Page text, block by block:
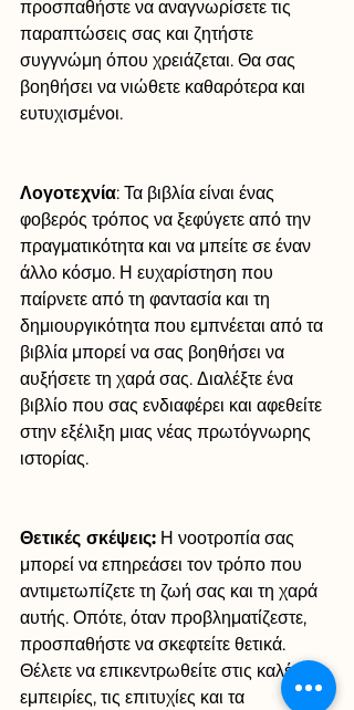
προσπαθήστε να αναγνωρίσετε τις
παραπτώσεις σας και ζητήστε
συγγνώμη όπου χρειάζεται. Θα σας
βοηθήσει να νιώθετε καθαρότερα και
ευτυχισμένοι.
Λογοτεχνία: Τα βιβλία είναι ένας
φοβερός τρόπος να ξεφύγετε από την
πραγματικότητα και να μπείτε σε έναν
άλλο κόσμο. Η ευχαρίστηση που
παίρνετε από τη φαντασία και τη
δημιουργικότητα που εμπνέεται από τα
βιβλία μπορεί να σας βοηθήσει να
αυξήσετε τη χαρά σας. Διαλέξτε ένα
βιβλίο που σας ενδιαφέρει και αφεθείτε
στην εξέλιξη μιας νέας πρωτόγνωρης
ιστορίας.
Θετικές σκέψεις: Η νοοτροπία σας
μπορεί να επηρεάσει τον τρόπο που
αντιμετωπίζετε τη ζωή σας και τη χαρά
αυτής. Οπότε, όταν προβληματίζεστε,
προσπαθήστε να σκεφτείτε θετικά.
Θέλετε να επικεντρωθείτε στις καλές
εμπειρίες, τις επιτυχίες και τα